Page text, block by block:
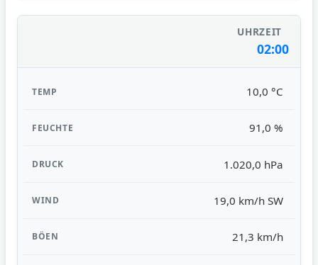
02:00
10,0 °C
91,0 %
1.020,0 hPa
19,0 km/h SW
21,3 km/h